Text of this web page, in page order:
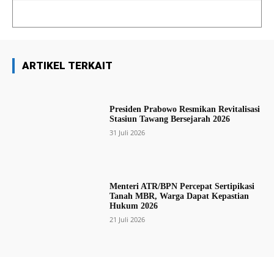
ARTIKEL TERKAIT
Presiden Prabowo Resmikan Revitalisasi
Stasiun Tawang Bersejarah 2026
31 Juli 2026
Menteri ATR/BPN Percepat Sertipikasi
Tanah MBR, Warga Dapat Kepastian
Hukum 2026
21 Juli 2026